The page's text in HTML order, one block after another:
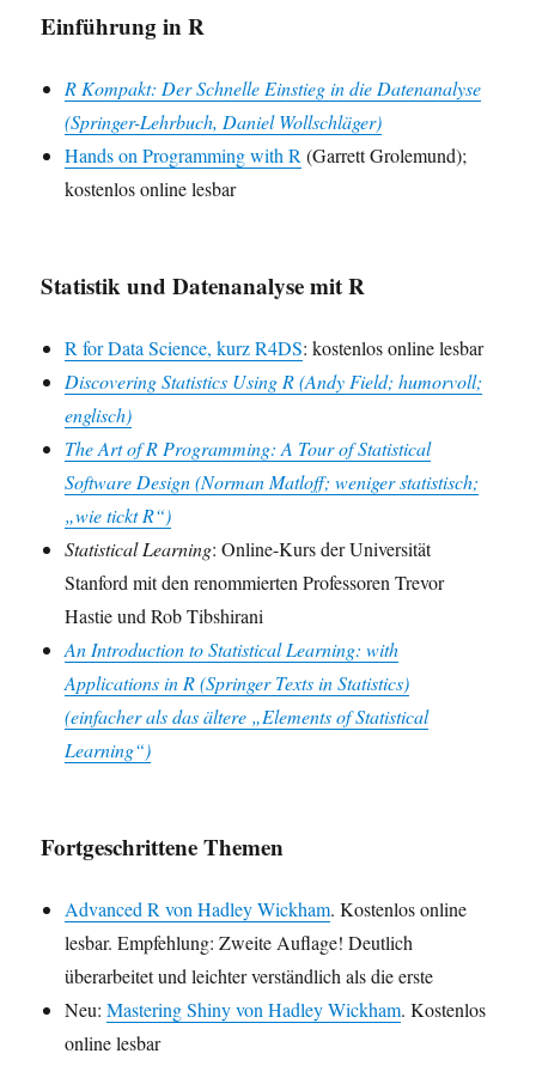
Einführung in R
R Kompakt: Der Schnelle Einstieg in die Datenanalyse
(Springer-Lehrbuch, Daniel Wollschläger)
Hands on Programming with R (Garrett Grolemund);
kostenlos online lesbar
Statistik und Datenanalyse mit R
R for Data Science, kurz R4DS: kostenlos online lesbar
Discovering Statistics Using R (Andy Field; humorvoll;
englisch)
The Art of R Programming: A Tour of Statistical
Software Design (Norman Matloff; weniger statistisch;
„wie tickt R“)
Statistical Learning: Online-Kurs der Universität
Stanford mit den renommierten Professoren Trevor
Hastie und Rob Tibshirani
An Introduction to Statistical Learning: with
Applications in R (Springer Texts in Statistics)
(einfacher als das ältere „Elements of Statistical
Learning“)
Fortgeschrittene Themen
Advanced R von Hadley Wickham. Kostenlos online
lesbar. Empfehlung: Zweite Auflage! Deutlich
überarbeitet und leichter verständlich als die erste
Neu:Mastering Shiny von Hadley Wickham. Kostenlos
online lesbar